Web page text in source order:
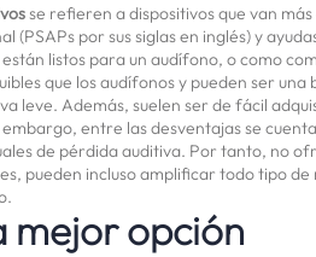
se refieren a dispositivos que van
(PSAPs por sus siglas en inglés) y
listos para un audífono, o como
que los audífonos y pueden ser
leve. Además, suelen ser de fácil
entre las desventajas se
de pérdida auditiva. Por tanto, no
pueden incluso amplificar todo tipo
mejor opción